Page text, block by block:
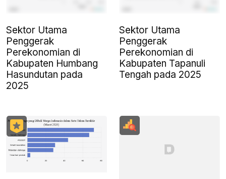
Sektor Utama
Penggerak
Perekonomian di
Kabupaten Humbang
Hasundutan pada
2025
Sektor Utama
Penggerak
Perekonomian di
Kabupaten Tapanuli
Tengah pada 2025